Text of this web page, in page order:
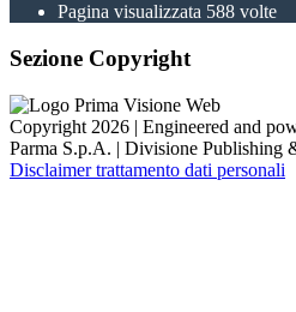
Pagina visualizzata 588 volte
Sezione Copyright
Copyright 2026 | Engineered and
Parma S.p.A. | Divisione Publishing
Disclaimer trattamento dati personali